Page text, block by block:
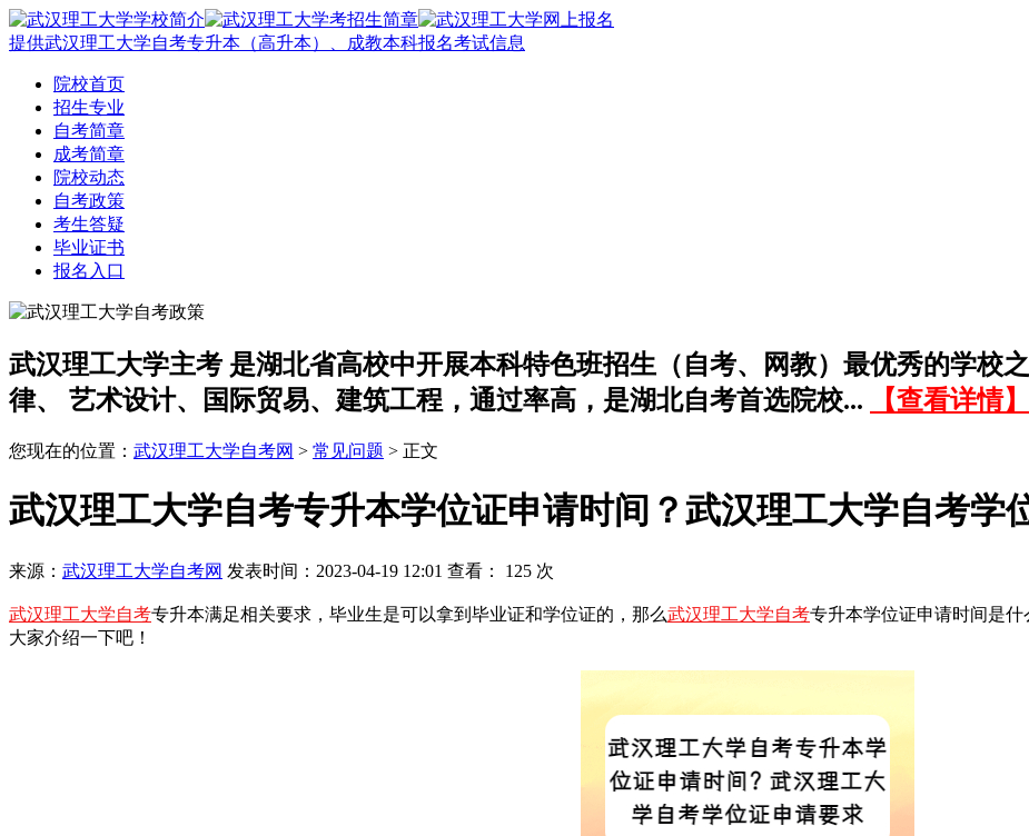
提供武汉理工大学自考专升本（高升本）、成教本科报名考试信息
院校首页
招生专业
自考简章
成考简章
院校动态
自考政策
考生答疑
毕业证书
报名入口
武汉理工大学主考 是湖北省高校中开展本科特色班招生（自考、网教）最优秀的学校
律、 艺术设计、国际贸易、建筑工程，通过率高，是湖北自考首选院校...
【查看详情】
您现在的位置： 武汉理工大学自考网 > 常见问题 > 正文
武汉理工大学自考专升本学位证申请时间？武汉理工大学自考学
来源： 武汉理工大学自考网 发表时间：2023-04-19 12:01 查看： 125 次
武汉理工大学自考专升本满足相关要求，毕业生是可以拿到毕业证和学位证的，那么武汉理工大学自考专升本学位证申请时间是什
大家介绍一下吧！